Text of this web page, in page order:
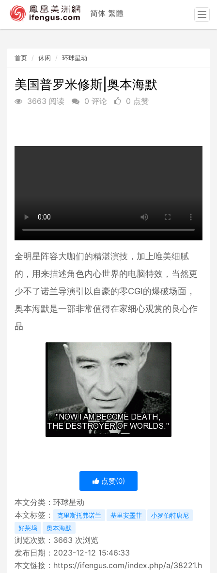
首页 休闲 环球星动
美国普罗米修斯|奥本海默
3663 阅读 0 评论 0 点赞
全明星阵容大咖们的精湛演技，加上唯美细腻
的，用来描述角色内心世界的电脑特效，当然更
少不了诺兰导演引以自豪的零CGI的爆破场面，
奥本海默是一部非常值得在家细心观赏的良心作
品
点赞(0)
本文分类： 环球星动
本文标签：
克里斯托弗诺兰 基里安墨菲
小罗伯特唐尼
好莱坞
奥本海默
浏览次数： 3663 次浏览
发布日期：2023-12-12 15:46:33
本文链接： https://ifengus.com/index.php/a/38221.h
简体 繁體
T
o
t